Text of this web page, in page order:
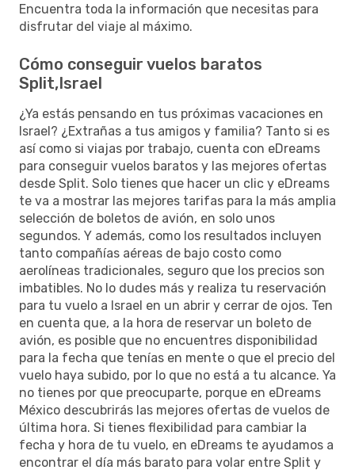
Encuentra toda la información que necesitas para
disfrutar del viaje al máximo.
Cómo conseguir vuelos baratos
Split,Israel
¿Ya estás pensando en tus próximas vacaciones en
Israel? ¿Extrañas a tus amigos y familia? Tanto si es
así como si viajas por trabajo, cuenta con eDreams
para conseguir vuelos baratos y las mejores ofertas
desde Split. Solo tienes que hacer un clic y eDreams
te va a mostrar las mejores tarifas para la más amplia
selección de boletos de avión, en solo unos
segundos. Y además, como los resultados incluyen
tanto compañías aéreas de bajo costo como
aerolíneas tradicionales, seguro que los precios son
imbatibles. No lo dudes más y realiza tu reservación
para tu vuelo a Israel en un abrir y cerrar de ojos. Ten
en cuenta que, a la hora de reservar un boleto de
avión, es posible que no encuentres disponibilidad
para la fecha que tenías en mente o que el precio del
vuelo haya subido, por lo que no está a tu alcance. Ya
no tienes por que preocuparte, porque en eDreams
México descubrirás las mejores ofertas de vuelos de
última hora. Si tienes flexibilidad para cambiar la
fecha y hora de tu vuelo, en eDreams te ayudamos a
encontrar el día más barato para volar entre Split y